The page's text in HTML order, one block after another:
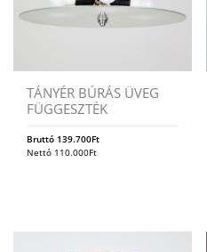
TÁNYÉR BÚRÁS ÜVEG
FÜGGESZTÉK
Bruttó 139.700Ft
Nettó 110.000Ft